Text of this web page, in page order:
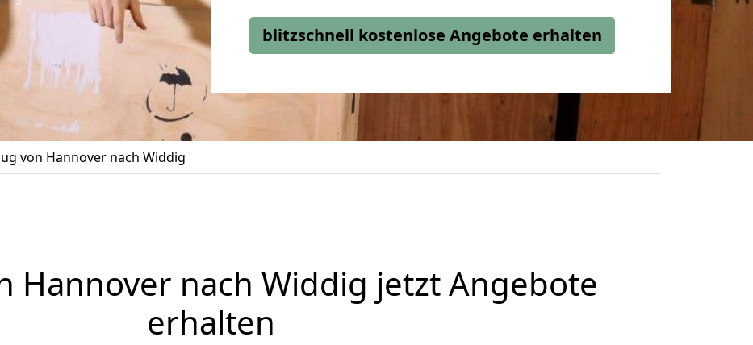
blitzschnell kostenlose Angebote erhalten
von Hannover nach Widdig
Hannover nach Widdig jetzt Angebote
erhalten